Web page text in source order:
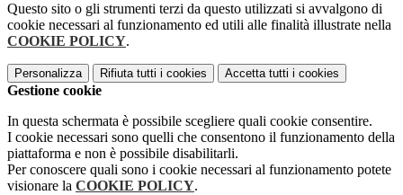
Questo sito o gli strumenti terzi da questo utilizzati si avvalgono di
cookie necessari al funzionamento ed utili alle finalità illustrate nella
COOKIE POLICY.
Personalizza Rifiuta tutti i cookies Accetta tutti i cookies
Gestione cookie
In questa schermata è possibile scegliere quali cookie consentire.
I cookie necessari sono quelli che consentono il funzionamento della
piattaforma e non è possibile disabilitarli.
Per conoscere quali sono i cookie necessari al funzionamento potete
visionare la COOKIE POLICY.